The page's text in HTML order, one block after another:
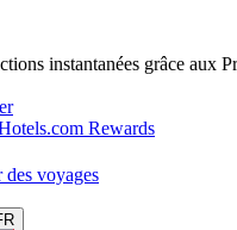
instantanées grâce aux
Rewards
des voyages